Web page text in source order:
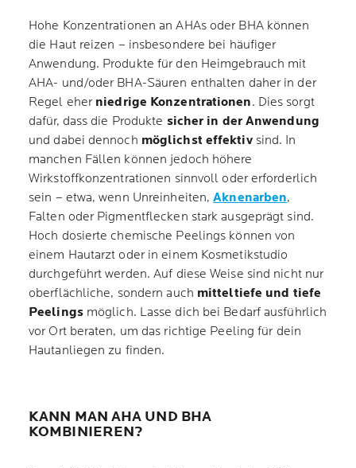
Hohe Konzentrationen an AHAs oder BHA können
die Haut reizen – insbesondere bei häufiger
Anwendung. Produkte für den Heimgebrauch mit
AHA- und/oder BHA-Säuren enthalten daher in der
Regel eher niedrige Konzentrationen. Dies sorgt
dafür, dass die Produkte sicher in der Anwendung
und dabei dennoch möglichst effektiv sind. In
manchen Fällen können jedoch höhere
Wirkstoffkonzentrationen sinnvoll oder erforderlich
sein – etwa, wenn Unreinheiten,Aknenarben,
Falten oder Pigmentflecken stark ausgeprägt sind.
Hoch dosierte chemische Peelings können von
einem Hautarzt oder in einem Kosmetikstudio
durchgeführt werden. Auf diese Weise sind nicht nur
oberflächliche, sondern auch mitteltiefe und tiefe
Peelingsmöglich. Lasse dich bei Bedarf ausführlich
vor Ort beraten, um das richtige Peeling für dein
Hautanliegen zu finden.
KANN MAN AHA UND BHA
KOMBINIEREN?